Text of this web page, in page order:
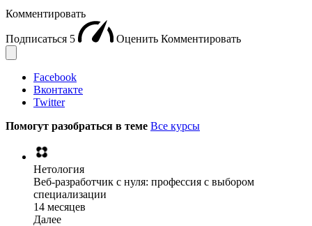
Комментировать
Подписаться 5 Оценить Комментировать
Facebook
Вконтакте
Twitter
Помогут разобраться в теме Все курсы
Нетология
Веб-разработчик с нуля: профессия с выбором
специализации
14 месяцев
Далее